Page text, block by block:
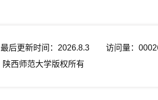
最后更新时间： 2026.8.3 访问量：
陕西师范大学版权所有